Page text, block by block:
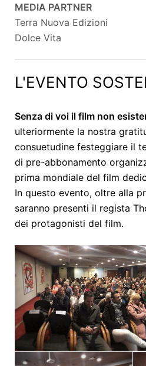
MEDIA PARTNER
Terra Nuova Edizioni
Dolce Vita
L'EVENTO
Senza di voi il film non
ulteriormente la nostra
consuetudine festeggiare il
di pre-abbonamento
prima mondiale del film
In questo evento, oltre alla
saranno presenti il regista
dei protagonisti del film.